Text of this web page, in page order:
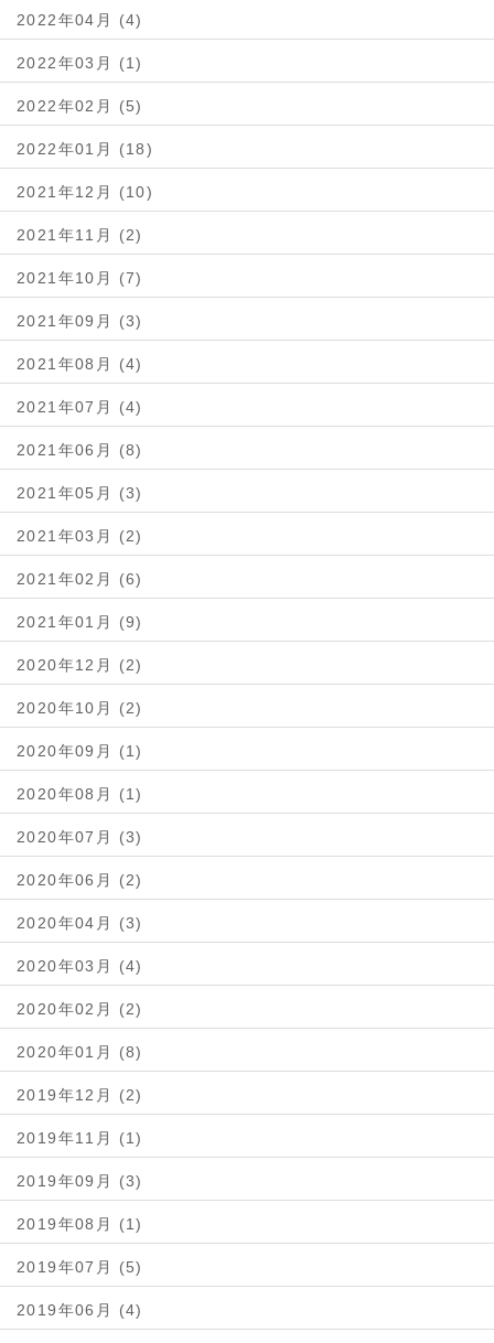
2022年04月 (4)
2022年03月 (1)
2022年02月 (5)
2022年01月 (18)
2021年12月 (10)
2021年11月 (2)
2021年10月 (7)
2021年09月 (3)
2021年08月 (4)
2021年07月 (4)
2021年06月 (8)
2021年05月 (3)
2021年03月 (2)
2021年02月 (6)
2021年01月 (9)
2020年12月 (2)
2020年10月 (2)
2020年09月 (1)
2020年08月 (1)
2020年07月 (3)
2020年06月 (2)
2020年04月 (3)
2020年03月 (4)
2020年02月 (2)
2020年01月 (8)
2019年12月 (2)
2019年11月 (1)
2019年09月 (3)
2019年08月 (1)
2019年07月 (5)
2019年06月 (4)